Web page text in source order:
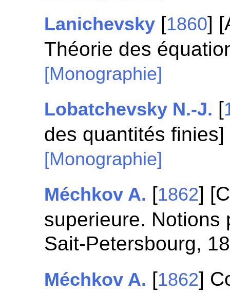
Lanichevsky [1860]
Théorie des
[Monographie]
Lobatchevsky N.-J. [
des quantités
[Monographie]
Méchkov A. [1862]
superieure. Notions
Sait-Petersbourg,
Méchkov A. [1862]